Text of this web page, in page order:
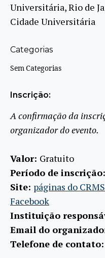
Universitária, Rio de
Cidade Universitária
Categorias
Sem Categorias
Inscrição:
A confirmação da
organizador do evento.
Valor: Gratuito
Período de inscrição:
Site: páginas do
Facebook
Instituição
Email do
Telefone de contato: